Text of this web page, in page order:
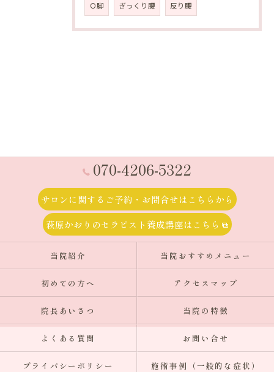
Ｏ脚 ぎっくり腰 反り腰
070-4206-5322
サロンに関するご予約・お問合せはこちらから
萩原かおりのセラピスト養成講座はこちら
当院紹介 当院おすすめメニュー
初めての方へ アクセスマップ
院長あいさつ 当院の特徴
よくある質問 お問い合せ
プライバシーポリシー 施術事例（一般的な症状）